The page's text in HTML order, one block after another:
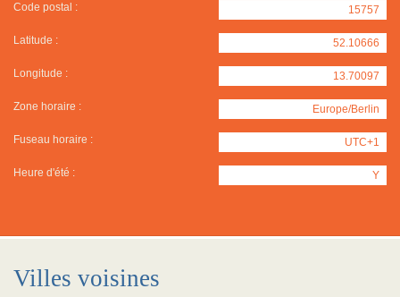
Code postal : 15757
Latitude : 52.10666
Longitude : 13.70097
Zone horaire : Europe/Berlin
Fuseau horaire : UTC+1
Heure d'été : Y
Villes voisines